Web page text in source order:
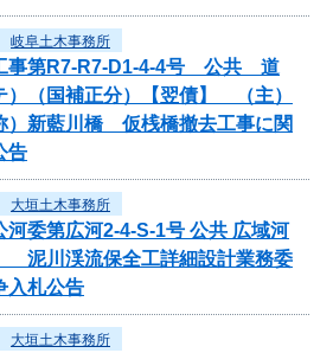
岐阜土木事務所
事第R7-R7-D1-4-4号 公共 道
）（国補正分）【翌債】 （主）
新藍川橋 仮桟橋撤去工事に関
告
大垣土木事務所
河委第広河2-4-S-1号 公共 広域河
泥川渓流保全工詳細設計業務委
入札公告
大垣土木事務所